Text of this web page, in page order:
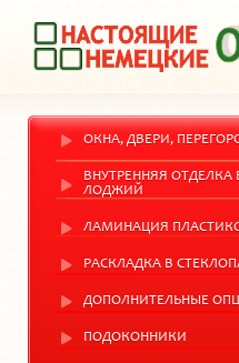
ОКНА, ДВЕРИ,
ВНУТРЕННЯЯ ОТДЕЛКА
ЛОДЖИЙ
ЛАМИНАЦИЯ
РАСКЛАДКА В
ДОПОЛНИТЕЛЬНЫЕ
ПОДОКОННИКИ